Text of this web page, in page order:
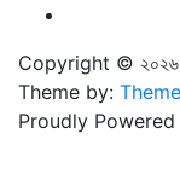
Copyright © ২০২৬
Theme by:
Proudly